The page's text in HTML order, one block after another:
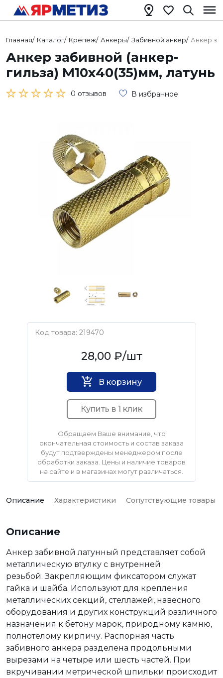
Главная/ Каталог/ Крепеж/ Анкеры/ Забивной анкер/ Анкер
Анкер забивной (анкер-
гильза) М10х40(35)мм, латунь
0 отзывов В избранное
Код товара: 219470
Нет бренда28,00 ₽/шт
В корзину
Купить в 1 клик
Обращаем Ваше внимание, что
окончательная стоимость и состав заказа
будут подтверждены менеджером после
обработки заказа. Цены и наличие товаров
на сайте и в магазинах могут различаться.
Описание Характеристики Сопутствующие товары
Описание
Анкер забивной латунный представляет собой
металлическую втулку с внутренней
резьбой. Закрепляющим фиксатором служат
гайка и шайба. Используют для крепления
металлических секций, стеллажей, навесного
оборудования и других конструкций различного
назначения к бетону марок, природному камню,
полнотелому кирпичу. Распорная часть
забивного анкера разделена продольными
вырезами на четыре или шесть частей. При
вкручивании метрической шпильки происходит